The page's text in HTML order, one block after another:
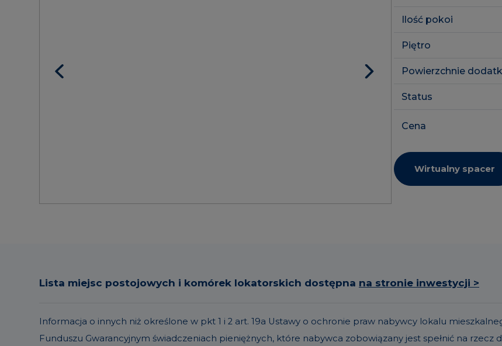
Ilość pokoi
Piętro
Powierzchnie
Status
Cena
Wirtualny spacer
Lista miejsc postojowych i komórek lokatorskich dostępna na stronie inwestycji >
Informacja o innych niż określone w pkt 1 i 2 art. 19a Ustawy o ochronie praw nabywcy lokalu
Funduszu Gwarancyjnym świadczeniach pieniężnych, które nabywca zobowiązany jest spełnić na